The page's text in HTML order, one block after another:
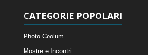
CATEGORIE POPOLARI
Photo-Coelum
Mostre e Incontri